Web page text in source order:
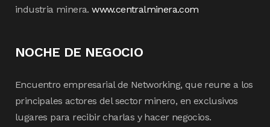
industria minera.www.centralminera.com
NOCHE DE NEGOCIO
Encuentro empresarial de Networking, que reune a los
principales actores del sector minero, en exclusivos
lugares para recibir charlas y hacer negocios.